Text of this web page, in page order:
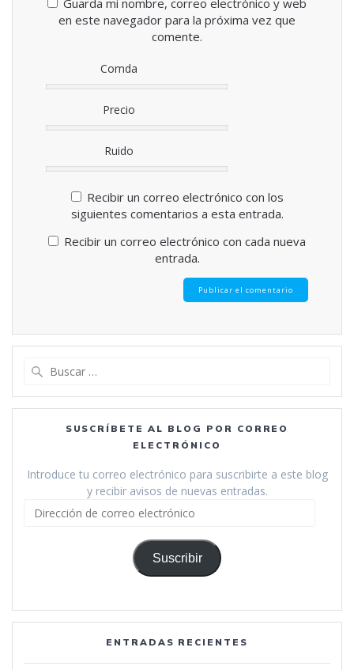
en este navegador para la próxima vez que
comente.
Comda
Precio
Ruido
Recibir un correo electrónico con los
siguientes comentarios a esta entrada.
Recibir un correo electrónico con cada nueva
entrada.
SUSCRÍBETE AL BLOG POR CORREO
ELECTRÓNICO
Introduce tu correo electrónico para suscribirte a este blog
y recibir avisos de nuevas entradas.
Dirección
correo
electrónico
Suscribir
ENTRADAS RECIENTES